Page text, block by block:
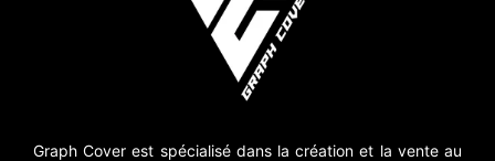
Graph Cover est spécialisé dans la création et la vente au